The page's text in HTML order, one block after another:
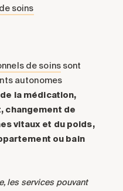
soins
de soinssont
autonomes
la médication,
changement de
vitaux et du poids,
ou bain
les services pouvant